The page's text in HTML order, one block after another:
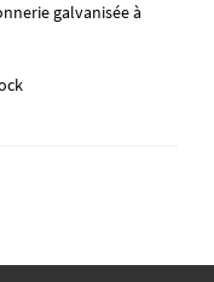
galvanisée à